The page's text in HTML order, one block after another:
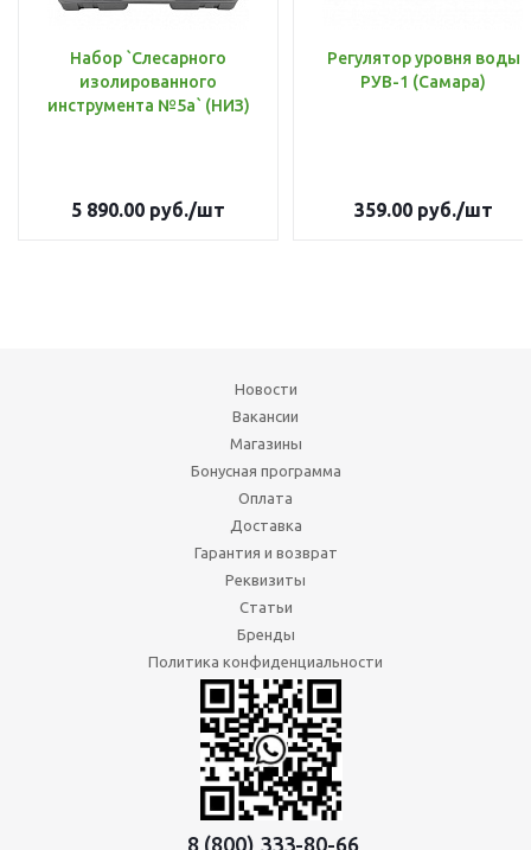
Набор `Слесарного
изолированного
инструмента №5а` (НИЗ)
5 890.00 руб./шт
Регулятор уровня воды
РУВ-1 (Самара)
359.00руб./шт
Новости
Вакансии
Магазины
Бонусная программа
Оплата
Доставка
Гарантия и возврат
Реквизиты
Статьи
Бренды
Политика конфиденциальности
8 (800) 333-80-66